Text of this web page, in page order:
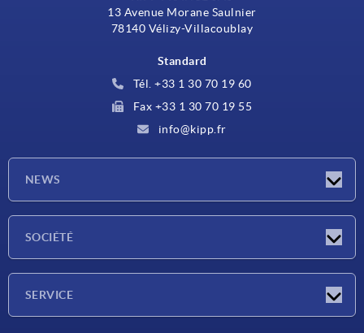
13 Avenue Morane Saulnier
78140 Vélizy-Villacoublay
Standard
Tél. +33 1 30 70 19 60
Fax +33 1 30 70 19 55
info@kipp.fr
NEWS
SOCIÉTÉ
SERVICE